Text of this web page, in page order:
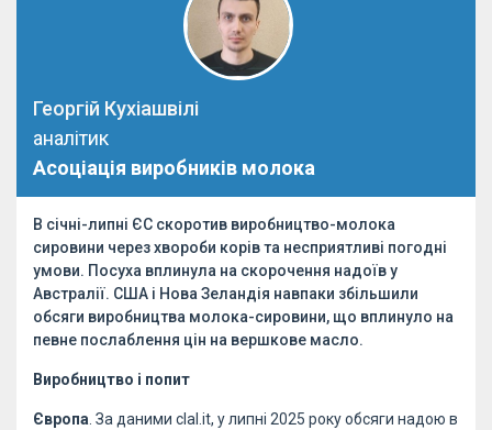
Георгій Кухіашвілі
аналітик
Асоціація виробників молока
В січні-липні ЄС скоротив виробництво-молока
сировини через хвороби корів та несприятливі погодні
умови. Посуха вплинула на скорочення надоїв у
Австралії. США і Нова Зеландія навпаки збільшили
обсяги виробництва молока-сировини, що вплинуло на
певне послаблення цін на вершкове масло.
Виробництво і попит
Європа . За даними clal.it, у липні 2025 року обсяги надою в